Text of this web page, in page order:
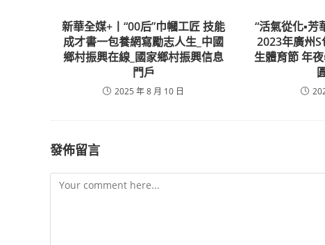
新華全媒+丨“00后”巾幗工匠 技能
成才書一包養網寫勵志人生_中國
鄉村振興在線_國家鄉村振興信息
門戶
2025 年 8 月 10 日
“活氣從化▪芳
2023年廣州
生體育節 年
發佈留言
Comment